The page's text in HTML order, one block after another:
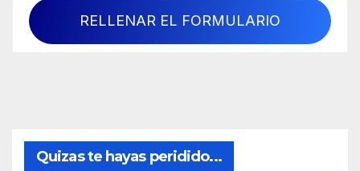
RELLENAR EL FORMULARIO
Quizas te hayas peridido...